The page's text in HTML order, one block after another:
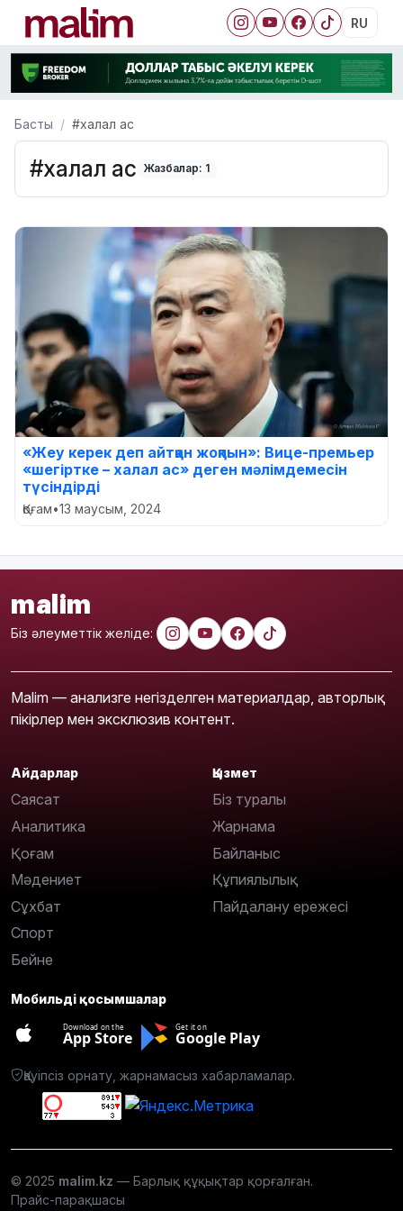
RU
Басты #халал ас
#халал ас Жазбалар: 1
«Жеу керек деп айтқан жоқпын»: Вице-премьер
«шегіртке – халал ас» деген мәлімдемесін
түсіндірді
Қоғам•13 маусым, 2024
malim
Біз әлеуметтік желіде:
Malim — анализге негізделген материалдар, авторлық
пікірлер мен эксклюзив контент.
Айдарлар
Саясат
Аналитика
Қоғам
Мәдениет
Сұхбат
Спорт
Бейне
Қызмет
Біз туралы
Жарнама
Байланыс
Құпиялылық
Пайдалану ережесі
Мобильді қосымшалар
Download on the
App Store
Get it on
Google Play
Қауіпсіз орнату, жарнамасыз хабарламалар.
© 2025 malim.kz — Барлық құқықтар қорғалған.
Прайс-парақшасы